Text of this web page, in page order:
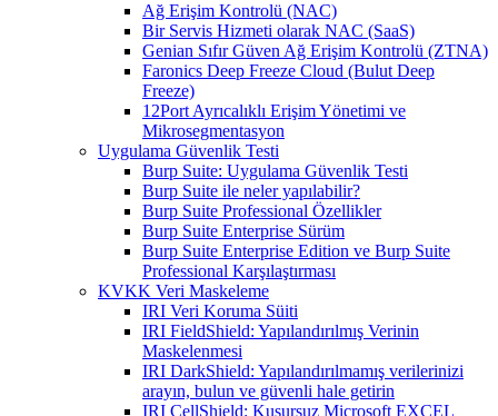
Ağ Erişim Kontrolü (NAC)
Bir Servis Hizmeti olarak NAC (SaaS)
Genian Sıfır Güven Ağ Erişim Kontrolü (ZTNA)
Faronics Deep Freeze Cloud (Bulut Deep
Freeze)
12Port Ayrıcalıklı Erişim Yönetimi ve
Mikrosegmentasyon
Uygulama Güvenlik Testi
Burp Suite: Uygulama Güvenlik Testi
Burp Suite ile neler yapılabilir?
Burp Suite Professional Özellikler
Burp Suite Enterprise Sürüm
Burp Suite Enterprise Edition ve Burp Suite
Professional Karşılaştırması
KVKK Veri Maskeleme
IRI Veri Koruma Süiti
IRI FieldShield: Yapılandırılmış Verinin
Maskelenmesi
IRI DarkShield: Yapılandırılmamış verilerinizi
arayın, bulun ve güvenli hale getirin
IRI CellShield: Kusursuz Microsoft EXCEL